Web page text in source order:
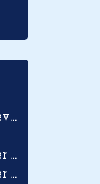
Redman Europe Sales Developer (Europe)
Dura Vermeer Uitvoerder GWW Amsterdam
Dura Vermeer Uitvoerder Civiel Nijmegen